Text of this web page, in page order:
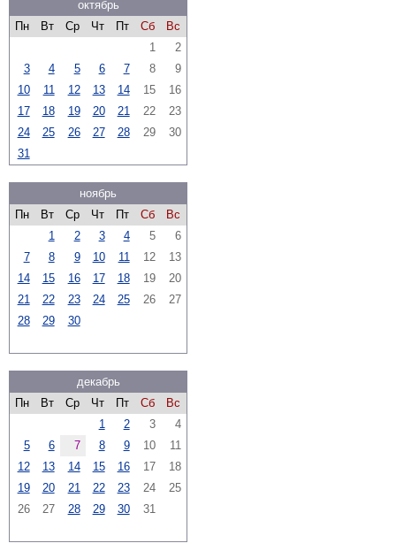
октябрь
Пн
Вт Ср Чт Пт Сб
Вс
1
2
3
4 5 6 7 8
9
10
11 12 13 14 15
16
17
18 19 20 21 22
23
24
25 26 27 28 29
30
31
ноябрь
Пн
Вт Ср Чт Пт Сб
Вс
1
2 3 4 5
6
7
8 9 10 11 12
13
14
15 16 17 18 19
20
21
22 23 24 25 26
27
28
29 30
декабрь
Пн
Вт Ср Чт Пт Сб
Вс
1
2 3
4
5
6 7 8 9 10
11
12
13 14 15 16 17
18
19
20 21 22 23 24
25
26
27 28 29 30 31